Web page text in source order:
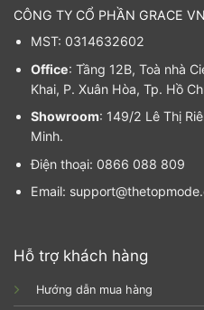
CÔNG TY CỔ PHẦN GRACE VN
MST: 0314632602
Office: Tầng 12B, Toà nhà
Khai, P. Xuân Hòa, Tp. Hồ
Showroom: 149/2 Lê Thị
Minh.
Điện thoại: 0866 088 809
Email:
Hỗ trợ khách hàng
Hướng dẫn mua hàng